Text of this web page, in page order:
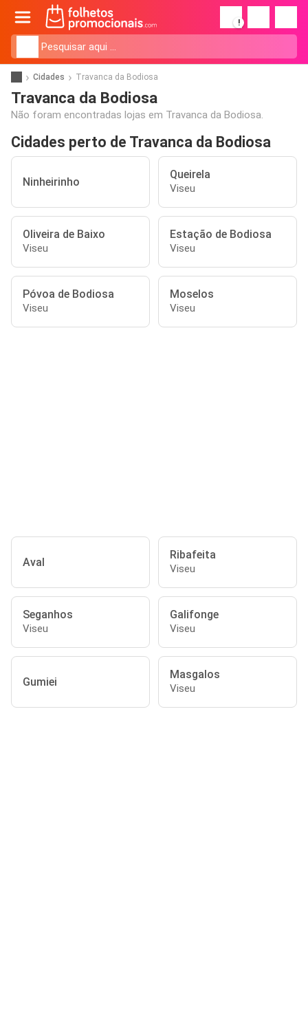
!
Cidades Travanca da Bodiosa
Travanca da Bodiosa
Não foram encontradas lojas em Travanca da Bodiosa.
Cidades perto de Travanca da Bodiosa
Ninheirinho
Queirela
Viseu
Oliveira de Baixo
Viseu
Estação de Bodiosa
Viseu
Póvoa de Bodiosa
Viseu
Moselos
Viseu
Aval
Ribafeita
Viseu
Seganhos
Viseu
Galifonge
Viseu
Gumiei
Masgalos
Viseu